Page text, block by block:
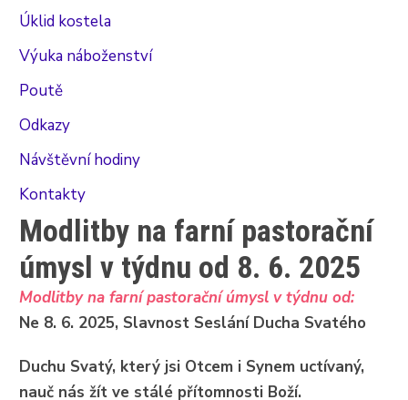
Úklid kostela
Výuka náboženství
Poutě
Odkazy
Návštěvní hodiny
Kontakty
Modlitby na farní pastorační
úmysl v týdnu od 8. 6. 2025
Modlitby na farní pastorační úmysl v týdnu od:
Ne 8. 6. 2025, Slavnost Seslání Ducha Svatého
Duchu Svatý, který jsi Otcem i Synem uctívaný,
nauč nás žít ve stálé přítomnosti Boží.